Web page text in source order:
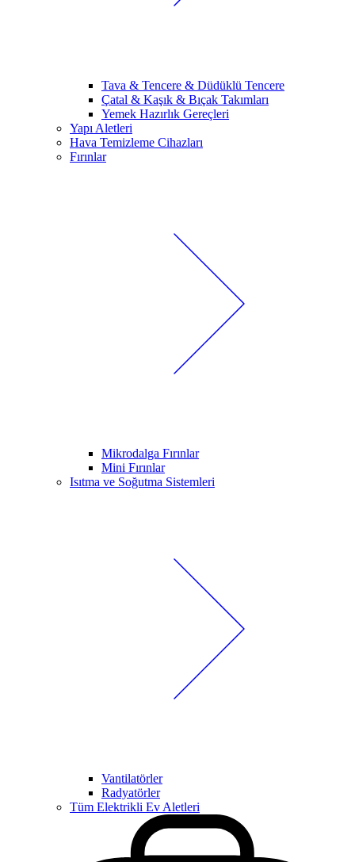
Tava & Tencere & Düdüklü Tencere
Çatal & Kaşık & Bıçak Takımları
Yemek Hazırlık Gereçleri
Yapı Aletleri
Hava Temizleme Cihazları
Fırınlar
Mikrodalga Fırınlar
Mini Fırınlar
Isıtma ve Soğutma Sistemleri
Vantilatörler
Radyatörler
Tüm Elektrikli Ev Aletleri